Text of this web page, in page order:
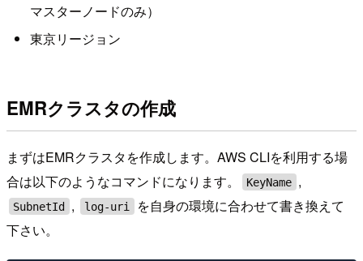
マスターノードのみ）
東京リージョン
EMRクラスタの作成
まずはEMRクラスタを作成します。AWS CLIを利用する場
合は以下のようなコマンドになります。
KeyName ,
SubnetId , log-uri
を自身の環境に合わせて書き換えて
下さい。